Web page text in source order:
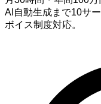
AI自動生成まで10サ
ボイス制度対応。